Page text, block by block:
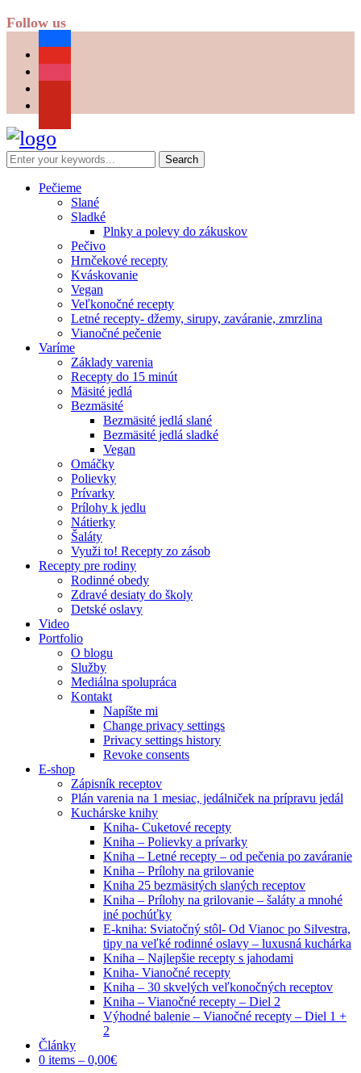
Follow us
Pečieme
Slané
Sladké
Plnky a polevy do zákuskov
Pečivo
Hrnčekové recepty
Kváskovanie
Vegan
Veľkonočné recepty
Letné recepty- džemy, sirupy, zaváranie, zmrzlina
Vianočné pečenie
Varíme
Základy varenia
Recepty do 15 minút
Mäsité jedlá
Bezmäsité
Bezmäsité jedlá slané
Bezmäsité jedlá sladké
Vegan
Omáčky
Polievky
Prívarky
Prílohy k jedlu
Nátierky
Šaláty
Využi to! Recepty zo zásob
Recepty pre rodiny
Rodinné obedy
Zdravé desiaty do školy
Detské oslavy
Video
Portfolio
O blogu
Služby
Mediálna spolupráca
Kontakt
Napíšte mi
Change privacy settings
Privacy settings history
Revoke consents
E-shop
Zápisník receptov
Plán varenia na 1 mesiac, jedálniček na prípravu jedál
Kuchárske knihy
Kniha- Cuketové recepty
Kniha – Polievky a prívarky
Kniha – Letné recepty – od pečenia po zaváranie
Kniha – Prílohy na grilovanie
Kniha 25 bezmäsitých slaných receptov
Kniha – Prílohy na grilovanie – šaláty a mnohé
iné pochúťky
E-kniha: Sviatočný stôl- Od Vianoc po Silvestra,
tipy na veľké rodinné oslavy – luxusná kuchárka
Kniha – Najlepšie recepty s jahodami
Kniha- Vianočné recepty
Kniha – 30 skvelých veľkonočných receptov
Kniha – Vianočné recepty – Diel 2
Výhodné balenie – Vianočné recepty – Diel 1 +
2
Články
0 items – 0,00€